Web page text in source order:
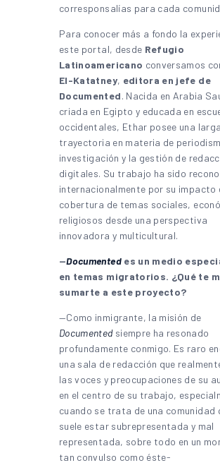
corresponsalías para cada
Para conocer más a fondo la
este portal, desde Refugio
Latinoamericano conversamos
El-Katatney, editora en jefe de
Documented. Nacida en Arabia
criada en Egipto y educada en
occidentales, Ethar posee una larga
trayectoria en materia de
investigación y la gestión de
digitales. Su trabajo ha sido
internacionalmente por su impacto
cobertura de temas sociales,
religiosos desde una perspectiva
innovadora y multicultural.
—Documentedes un medio
en temas migratorios. ¿Qué te
sumarte a este proyecto?
—Como inmigrante, la misión de
Documentedsiempre ha resonado
profundamente conmigo. Es raro
una sala de redacción que
las voces y preocupaciones de su
en el centro de su trabajo,
cuando se trata de una comunidad
suele estar subrepresentada y mal
representada, sobre todo en un
tan convulso como éste-